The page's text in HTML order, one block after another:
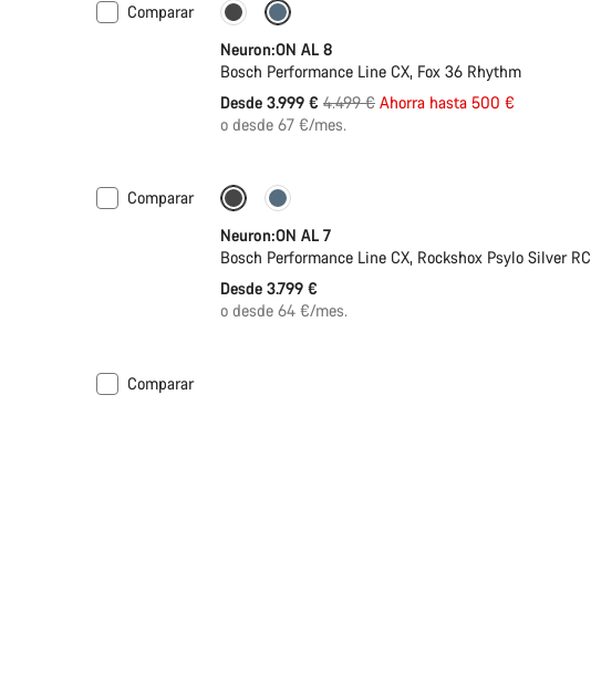
Comparar
-11%
Neuron:ON AL 8
Bosch Performance Line CX, Fox 36 Rhythm
Desde 3.999 € Precio
original
4.499 € Ahorra hasta 500 €
o desde 67 €/mes.
Comparar
Próximamente
Neuron:ON AL 7
Bosch Performance Line CX, Rockshox Psylo Silver RC
Desde 3.799 €
o desde 64 €/mes.
Comparar